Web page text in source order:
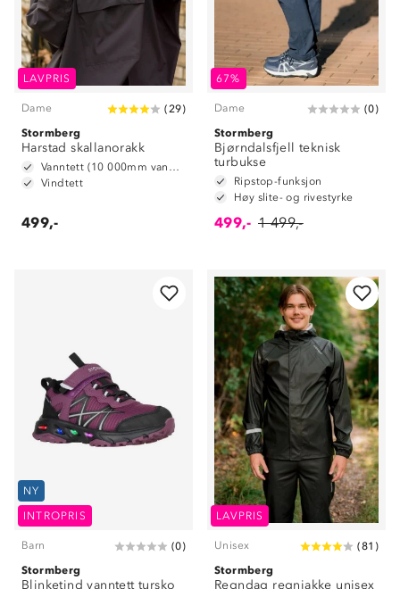
LAVPRIS
Dame (29)
Stormberg
Harstad skallanorakk
Vanntett (10 000mm vannsøyle)
Vindtett
499,-
67%
Dame (0)
Stormberg
Bjørndalsfjell teknisk
turbukse
Ripstop-funksjon
Høy slite- og rivestyrke
499,- 1 499,-
NY
INTROPRIS
Barn (0)
Stormberg
Blinketind vanntett tursko
LAVPRIS
Unisex (81 )
Stormberg
Regndag regnjakke unisex